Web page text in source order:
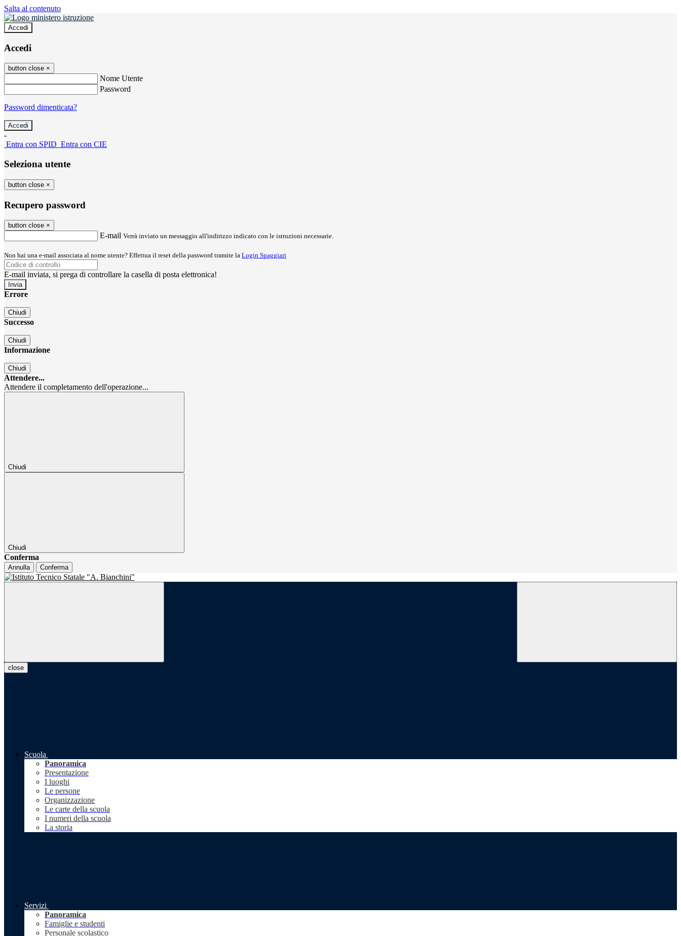
Salta al contenuto
Accedi
Accedi
button close ×
Nome Utente
Password
Password dimenticata?
-
Entra con SPID Entra con CIE
Seleziona utente
button close ×
Recupero password
button close ×
E-mail Verrà inviato un messaggio all'indirizzo indicato con le istruzioni necessarie.
Non hai una e-mail associata al nome utente? Effettua il reset della password tramite la Login Spaggiari
E-mail inviata, si prega di controllare la casella di posta elettronica!
Errore
Chiudi
Successo
Chiudi
Informazione
Chiudi
Attendere...
Attendere il completamento dell'operazione...
Chiudi
Chiudi
Conferma
Annulla Conferma
close
Scuola
Panoramica
Presentazione
I luoghi
Le persone
Organizzazione
Le carte della scuola
I numeri della scuola
La storia
Servizi
Panoramica
Famiglie e studenti
Personale scolastico